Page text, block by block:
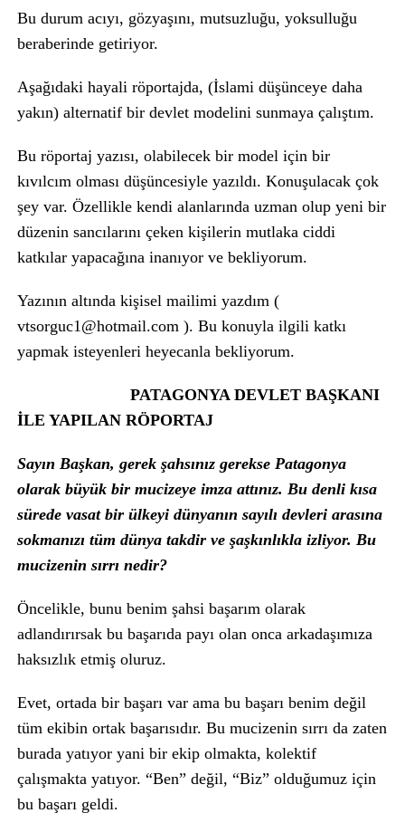
Bu durum acıyı, gözyaşını, mutsuzluğu, yoksulluğu
beraberinde getiriyor.
Aşağıdaki hayali röportajda, (İslami düşünceye daha
yakın) alternatif bir devlet modelini sunmaya çalıştım.
Bu röportaj yazısı, olabilecek bir model için bir
kıvılcım olması düşüncesiyle yazıldı. Konuşulacak çok
şey var. Özellikle kendi alanlarında uzman olup yeni bir
düzenin sancılarını çeken kişilerin mutlaka ciddi
katkılar yapacağına inanıyor ve bekliyorum.
Yazının altında kişisel mailimi yazdım (
vtsorguc1@hotmail.com). Bu konuyla ilgili katkı
yapmak isteyenleri heyecanla bekliyorum.
PATAGONYA DEVLET BAŞKANI
İLE YAPILAN RÖPORTAJ
Sayın Başkan, gerek şahsınız gerekse Patagonya
olarak büyük bir mucizeye imza attınız. Bu denli kısa
sürede vasat bir ülkeyi dünyanın sayılı devleri arasına
sokmanızı tüm dünya takdir ve şaşkınlıkla izliyor. Bu
mucizenin sırrı nedir?
Öncelikle, bunu benim şahsi başarım olarak
adlandırırsak bu başarıda payı olan onca arkadaşımıza
haksızlık etmiş oluruz.
Evet, ortada bir başarı var ama bu başarı benim değil
tüm ekibin ortak başarısıdır. Bu mucizenin sırrı da zaten
burada yatıyor yani bir ekip olmakta, kolektif
çalışmakta yatıyor. “Ben” değil, “Biz” olduğumuz için
bu başarı geldi.